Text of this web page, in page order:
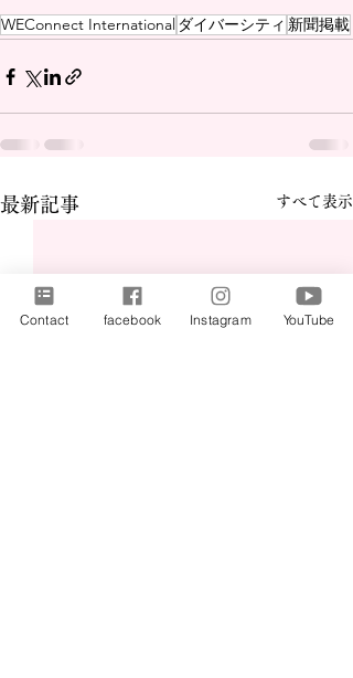
WEConnect International ダイバーシティ 新聞掲載
最新記事 すべて表示
Contact facebook Instagram YouTube